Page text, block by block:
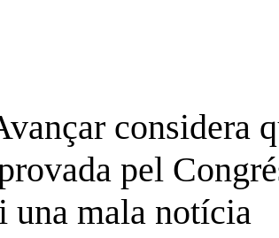
considera
pel
una mala notícia